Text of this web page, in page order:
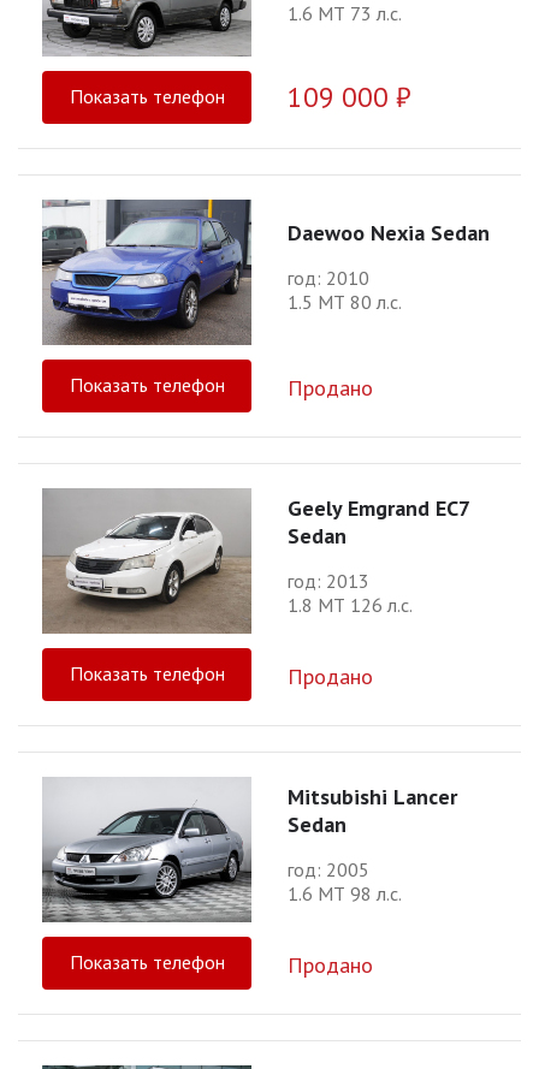
1.6 МТ 73 л.с.
Показать телефон 109 000 ₽
Daewoo Nexia Sedan
год: 2010
1.5 МТ 80 л.с.
Показать телефон Продано
Geely Emgrand EC7
Sedan
год: 2013
1.8 МТ 126 л.с.
Показать телефон Продано
Mitsubishi Lancer
Sedan
год: 2005
1.6 МТ 98 л.с.
Показать телефон Продано